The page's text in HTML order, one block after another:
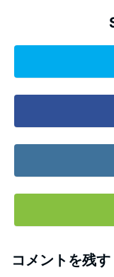
コメントを残す